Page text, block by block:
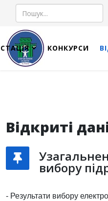
Пошук
КОНКУРСИ
Відкриті
вибору
- Результати вибору